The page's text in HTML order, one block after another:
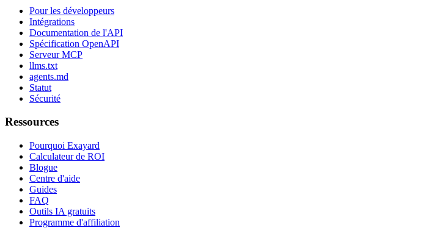
Pour les développeurs
Intégrations
Documentation de l'API
Spécification OpenAPI
Serveur MCP
llms.txt
agents.md
Statut
Sécurité
Ressources
Pourquoi Exayard
Calculateur de ROI
Blogue
Centre d'aide
Guides
FAQ
Outils IA gratuits
Programme d'affiliation